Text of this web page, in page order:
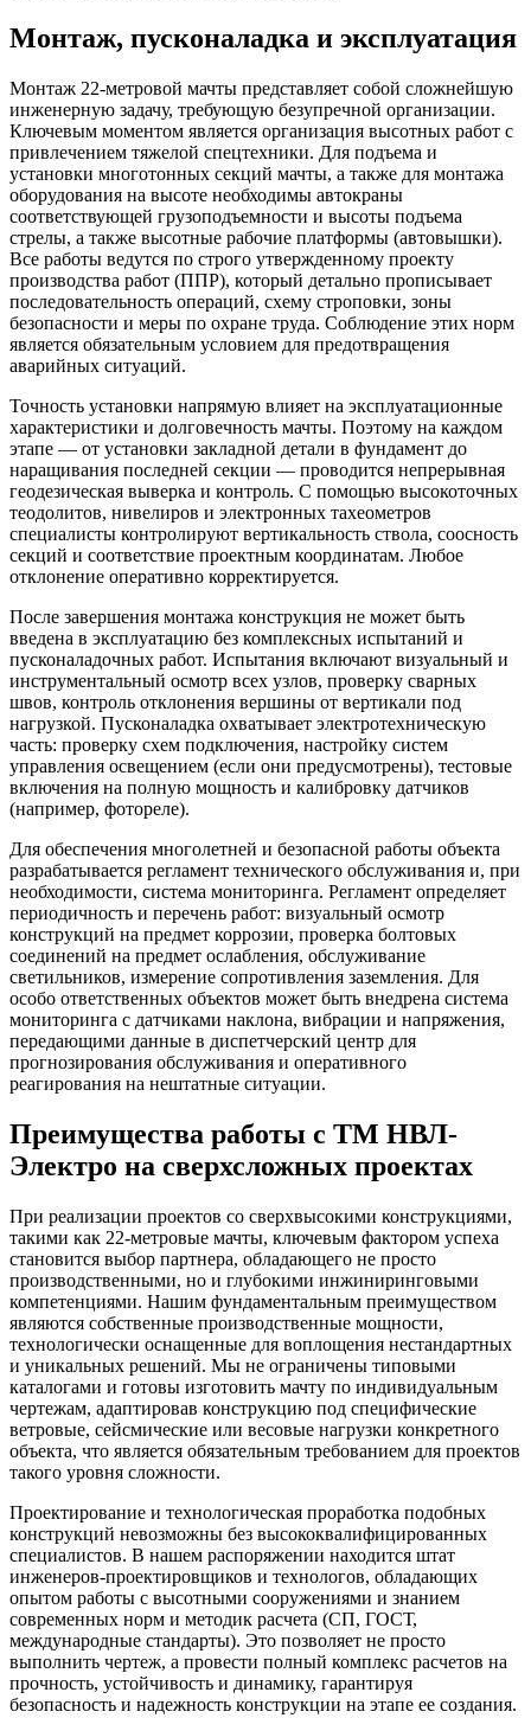
Монтаж, пусконаладка и эксплуатация
Монтаж 22-метровой мачты представляет собой сложнейшую
инженерную задачу, требующую безупречной организации.
Ключевым моментом является организация высотных работ с
привлечением тяжелой спецтехники. Для подъема и
установки многотонных секций мачты, а также для монтажа
оборудования на высоте необходимы автокраны
соответствующей грузоподъемности и высоты подъема
стрелы, а также высотные рабочие платформы (автовышки).
Все работы ведутся по строго утвержденному проекту
производства работ (ППР), который детально прописывает
последовательность операций, схему строповки, зоны
безопасности и меры по охране труда. Соблюдение этих норм
является обязательным условием для предотвращения
аварийных ситуаций.
Точность установки напрямую влияет на эксплуатационные
характеристики и долговечность мачты. Поэтому на каждом
этапе — от установки закладной детали в фундамент до
наращивания последней секции — проводится непрерывная
геодезическая выверка и контроль. С помощью высокоточных
теодолитов, нивелиров и электронных тахеометров
специалисты контролируют вертикальность ствола, соосность
секций и соответствие проектным координатам. Любое
отклонение оперативно корректируется.
После завершения монтажа конструкция не может быть
введена в эксплуатацию без комплексных испытаний и
пусконаладочных работ. Испытания включают визуальный и
инструментальный осмотр всех узлов, проверку сварных
швов, контроль отклонения вершины от вертикали под
нагрузкой. Пусконаладка охватывает электротехническую
часть: проверку схем подключения, настройку систем
управления освещением (если они предусмотрены), тестовые
включения на полную мощность и калибровку датчиков
(например, фотореле).
Для обеспечения многолетней и безопасной работы объекта
разрабатывается регламент технического обслуживания и, при
необходимости, система мониторинга. Регламент определяет
периодичность и перечень работ: визуальный осмотр
конструкций на предмет коррозии, проверка болтовых
соединений на предмет ослабления, обслуживание
светильников, измерение сопротивления заземления. Для
особо ответственных объектов может быть внедрена система
мониторинга с датчиками наклона, вибрации и напряжения,
передающими данные в диспетчерский центр для
прогнозирования обслуживания и оперативного
реагирования на нештатные ситуации.
Преимущества работы с ТМ НВЛ-
Электро на сверхсложных проектах
При реализации проектов со сверхвысокими конструкциями,
такими как 22-метровые мачты, ключевым фактором успеха
становится выбор партнера, обладающего не просто
производственными, но и глубокими инжиниринговыми
компетенциями. Нашим фундаментальным преимуществом
являются собственные производственные мощности,
технологически оснащенные для воплощения нестандартных
и уникальных решений. Мы не ограничены типовыми
каталогами и готовы изготовить мачту по индивидуальным
чертежам, адаптировав конструкцию под специфические
ветровые, сейсмические или весовые нагрузки конкретного
объекта, что является обязательным требованием для проектов
такого уровня сложности.
Проектирование и технологическая проработка подобных
конструкций невозможны без высококвалифицированных
специалистов. В нашем распоряжении находится штат
инженеров-проектировщиков и технологов, обладающих
опытом работы с высотными сооружениями и знанием
современных норм и методик расчета (СП, ГОСТ,
международные стандарты). Это позволяет не просто
выполнить чертеж, а провести полный комплекс расчетов на
прочность, устойчивость и динамику, гарантируя
безопасность и надежность конструкции на этапе ее создания.